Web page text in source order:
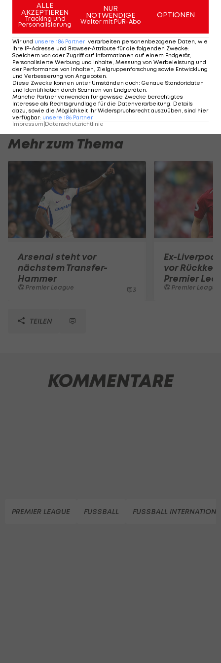
Brighton & Hove
Albion
1:1
0:1 , 1:0
SPIELBERICHT TICKER LIVE-SPIELFELD
Premier League - Tabelle >>>
Premier League - Spielplan/Ergebnisse >>>
Mehr zum Thema
Arsenal steht vor
nächstem Transfer-
Hammer
Premier League 3
Ex-
vor
Premier
Premier League
TEILEN
KOMMENTARE
PREMIER LEAGUE FUSSBALL FUSSBALL
ALLE
AKZEPTIEREN
Tracking und
Personalisierung
NUR
NOTWENDIGE
Weiter mit PUR-Abo
OPTIONEN
Wir und unsere 186 Partner verarbeiten personenbezogene Daten, wie
Ihre IP-Adresse und Browser-Attribute für die folgenden Zwecke:
Speichern von oder Zugriff auf Informationen auf einem Endgerät;
Personalisierte Werbung und Inhalte, Messung von Werbeleistung und
der Performance von Inhalten, Zielgruppenforschung sowie Entwicklung
und Verbesserung von Angeboten.
Diese Zwecke können unter Umständen auch: Genaue Standortdaten
und Identifikation durch Scannen von Endgeräten.
Manche Partner verwenden für gewisse Zwecke berechtigtes
Interesse als Rechtsgrundlage für die Datenverarbeitung. Details
dazu, sowie die Möglichkeit Ihr Widerspruchsrecht auszuüben, sind hier
verfügbar: unsere 186 Partner
Impressum Datenschutzrichtlinie